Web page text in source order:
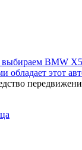
BMW
обладает этот